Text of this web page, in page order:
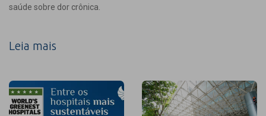
saúde sobre dor crônica.
Leia mais